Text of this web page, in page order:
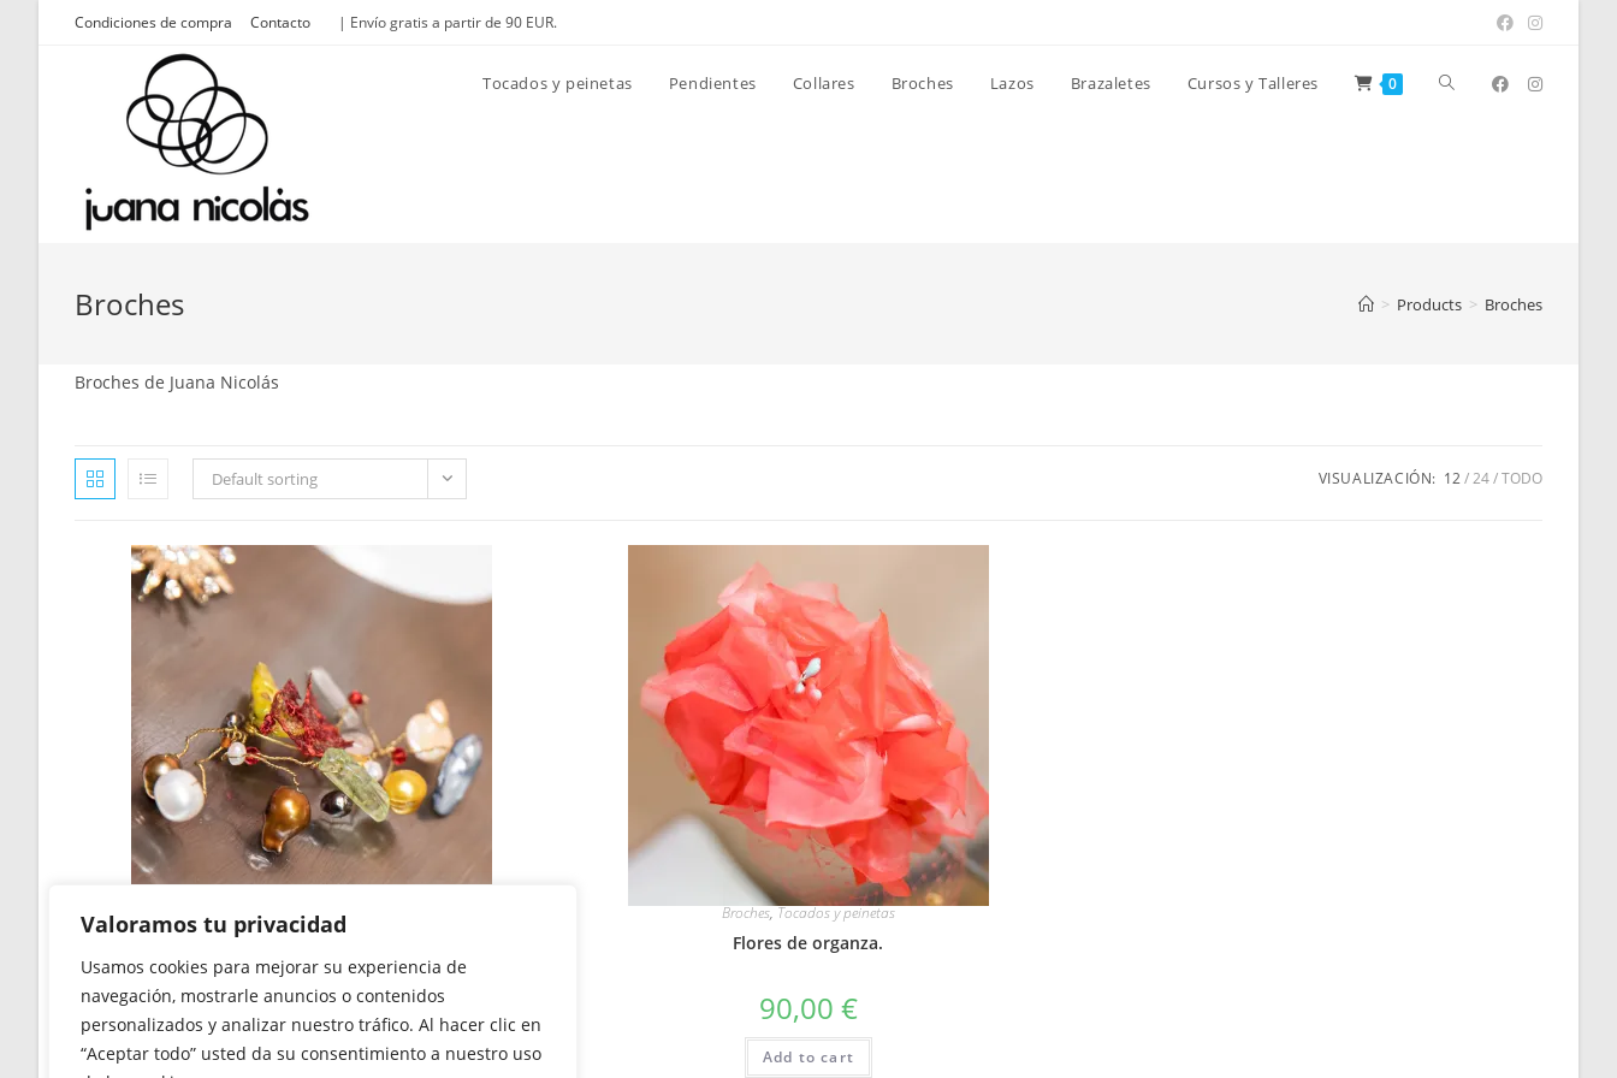
Valoramos tu privacidad
Usamos cookies para mejorar su experiencia de
navegación, mostrarle anuncios o contenidos
personalizados y analizar nuestro tráfico. Al hacer clic en
“Aceptar todo” usted da su consentimiento a nuestro uso
Condiciones de compra Contacto | Envío gratis a partir de 90 EUR.
Tocados y peinetas Pendientes Collares Broches Lazos Brazaletes Cursos y Talleres 0 Alternar
la
Broches > Products > Broches
Broches de Juana Nicolás
Default sorting VISUALIZACIÓN: 12 24 TODO
Broches
Broche de piedras, perlas y cuarzos naturales
42,00€
Add to cart
Broches,Tocados y peinetas
Flores de organza.
90,00 €
Add to cart